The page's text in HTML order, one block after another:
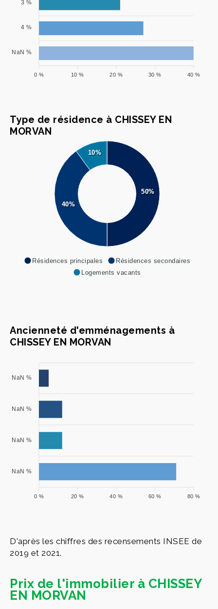
3 %
4 %
NaN %
40 %
30 %
20 %
10 %
0 %
Type de résidence à CHISSEY EN
MORVAN
50%
40%
10%
Résidences principales
Résidences secondaires
Logements vacants
Ancienneté d'emménagements à
CHISSEY EN MORVAN
NaN %
NaN %
NaN %
NaN %
80 %
60 %
40 %
20 %
0 %
D'après les chiffres des recensements INSEE de
2019 et 2021.
Prix de l'immobilier à CHISSEY
EN MORVAN